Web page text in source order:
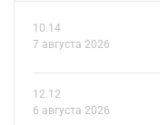
10.14
7 августа 2026
12.12
6 августа 2026